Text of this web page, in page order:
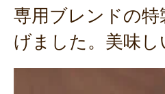
専用ブレンドの
げました。美味